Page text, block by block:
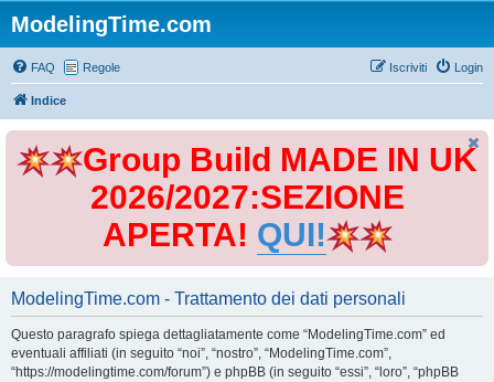
ModelingTime.com
FAQ Regole Login
Iscriviti
Indice
Group Build MADE IN UK
2026/2027:SEZIONE
APERTA! QUI!
ModelingTime.com - Trattamento dei dati personali
Questo paragrafo spiega dettagliatamente come “ModelingTime.com” ed
eventuali affiliati (in seguito “noi”, “nostro”, “ModelingTime.com”,
“https://modelingtime.com/forum”) e phpBB (in seguito “essi”, “loro”, “phpBB